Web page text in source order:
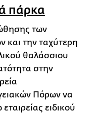
πάρκα
των
και την ταχύτερη
θαλάσσιου
στην
Πόρων να
ειδικού